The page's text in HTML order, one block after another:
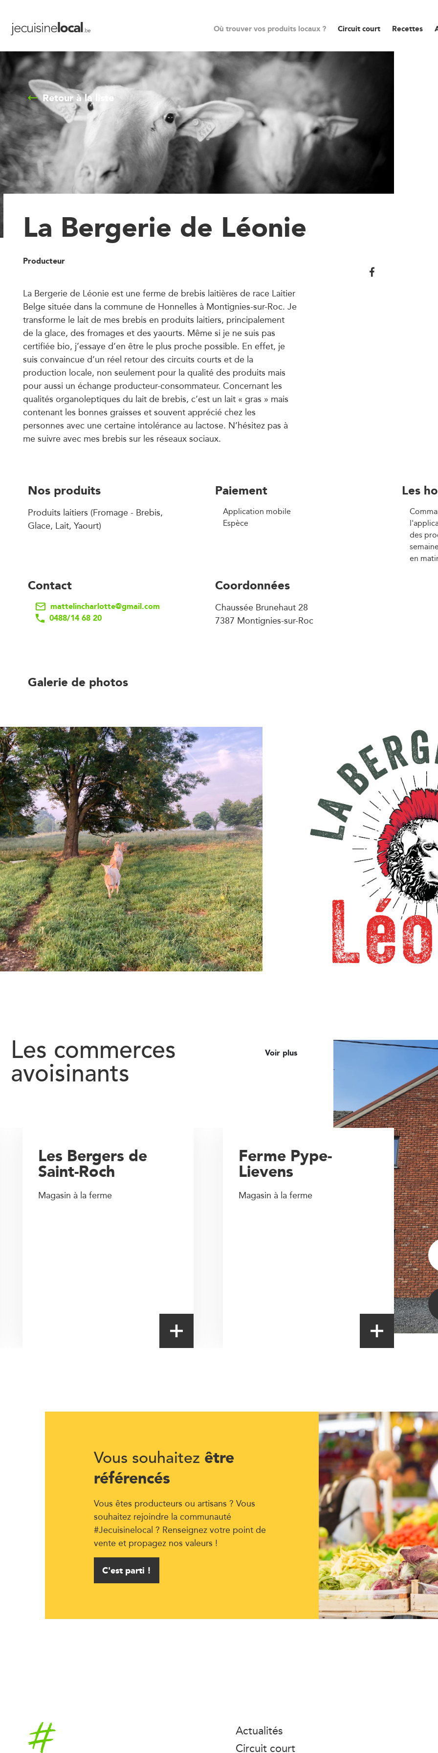
Où trouver vos produits locaux ? Circuit court Recettes
Retour à la liste
La Bergerie de Léonie
Producteur
La Bergerie de Léonie est une ferme de brebis laitières de race Laitier
Belge située dans la commune de Honnelles à Montignies-sur-Roc. Je
transforme le lait de mes brebis en produits laitiers, principalement
de la glace, des fromages et des yaourts. Même si je ne suis pas
certifiée bio, j’essaye d’en être le plus proche possible. En effet, je
suis convaincue d’un réel retour des circuits courts et de la
production locale, non seulement pour la qualité des produits mais
pour aussi un échange producteur-consommateur. Concernant les
qualités organoleptiques du lait de brebis, c’est un lait « gras » mais
contenant les bonnes graisses et souvent apprécié chez les
personnes avec une certaine intolérance au lactose. N’hésitez pas à
me suivre avec mes brebis sur les réseaux sociaux.
Nos produits
Produits laitiers (Fromage - Brebis,
Glace, Lait, Yaourt)
Paiement
Application mobile
Espèce
Les
des
en
Contact
mattelincharlotte@gmail.com
0488/14 68 20
Coordonnées
Chaussée Brunehaut 28
7387 Montignies-sur-Roc
Galerie de photos
Les commerces
avoisinants
Voir plus
Ferme Pype-
Lievens
Magasin à la ferme
Les Bergers de
Saint-Roch
Magasin à la ferme
Vous souhaitez être
référencés
Vous êtes producteurs ou artisans ? Vous
souhaitez rejoindre la communauté
#Jecuisinelocal ? Renseignez votre point de
vente et propagez nos valeurs !
C'est parti !
Accueil
Actualités
Circuit court